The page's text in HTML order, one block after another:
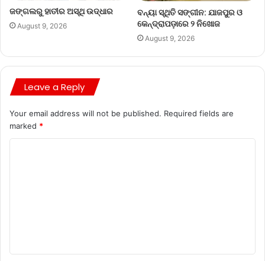
ଜଙ୍ଗଲରୁ ହାତୀର ଅସ୍ଥି ଉଦ୍ଧାର
August 9, 2026
ବନ୍ୟା ସ୍ଥିତି ସଙ୍ଗୀନ: ଯାଜପୁର ଓ
କେନ୍ଦ୍ରାପଡ଼ାରେ ୨ ନିଖୋଜ
August 9, 2026
Leave a Reply
Your email address will not be published. Required fields are
marked *